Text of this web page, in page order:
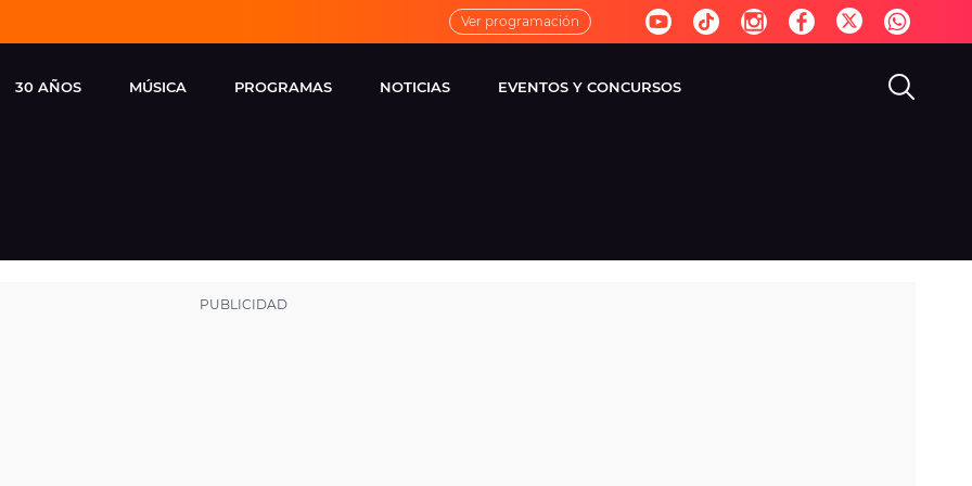
Ver programación
30 AÑOS MÚSICA
FM
PROGRAMAS
VIRALES
NOTICIAS EVENTOS Y CONCURSOS